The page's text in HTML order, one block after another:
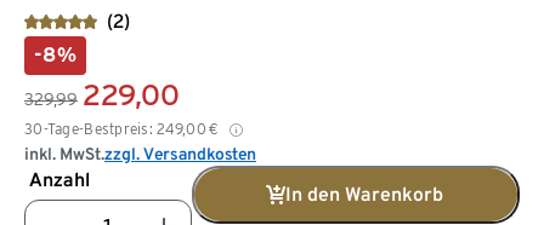
(2)
-8%
329,99 229,00
30-Tage-Bestpreis: 249,00 €
inkl. MwSt.zzgl. Versandkosten
Anzahl
In den Warenkorb